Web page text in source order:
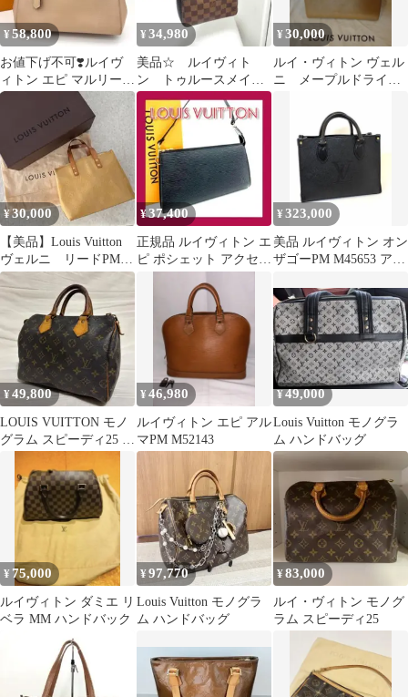
¥58,800
お値下げ不可❣️ルイヴ
ィトン エピ マルリー
MM ハンドバッグ ベー
¥ 34,980
美品☆ ルイヴィト
ン トゥルースメイク
アップ ハンドバッ
グ アクセサリーポー
チ
¥30,000
ルイ・ヴィトン ヴェル
ニ メープルドライブ
¥30,000
【美品】Louis Vuitton
ヴェルニ リードPM
ベージュ系
¥37,400
正規品 ルイヴィトン エ
ピ ポシェット アクセソ
¥323,000
美品 ルイヴィトン オン
ザゴーPM M45653 アン
¥49,800
LOUIS VUITTON モノ
グラム スピーディ25 ボ
¥46,980
ルイヴィトン エピ アル
マPM M52143
¥49,000
Louis Vuitton モノグラ
ム ハンドバッグ
¥ 75,000
ルイヴィトン ダミエ リ
ベラ MM ハンドバック
¥97,770
Louis Vuitton モノグラ
ム ハンドバッグ
¥83,000
ルイ・ヴィトン モノグ
ラム スピーディ25